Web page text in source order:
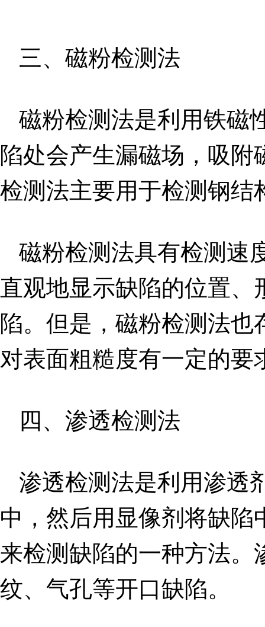
三、磁粉检测法
磁粉检测法是利用铁磁
陷处会产生漏磁场，吸
检测法主要用于检测钢结
磁粉检测法具有检测速
直观地显示缺陷的位置
陷。但是，磁粉检测法
对表面粗糙度有一定的要
四、渗透检测法
渗透检测法是利用渗透
中，然后用显像剂将缺
来检测缺陷的一种方法。
纹、气孔等开口缺陷。